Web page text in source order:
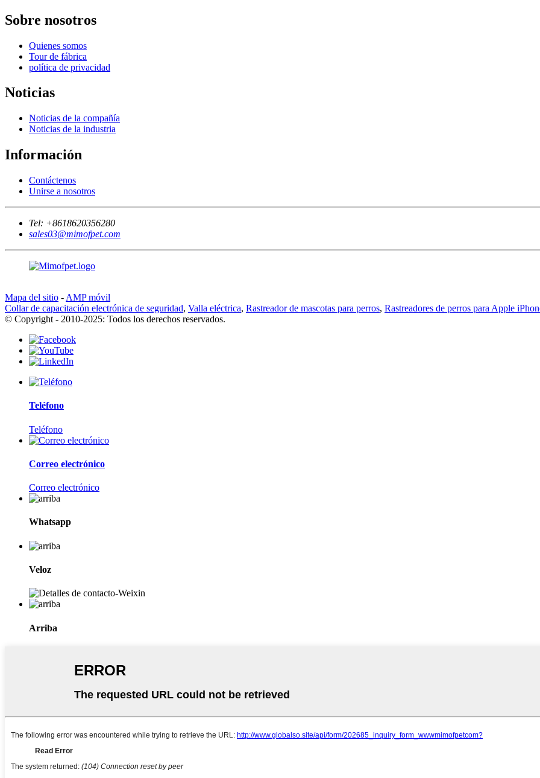
Sobre nosotros
Quienes somos
Tour de fábrica
política de privacidad
Noticias
Noticias de la compañía
Noticias de la industria
Información
Contáctenos
Unirse a nosotros
Tel: +8618620356280
sales03@mimofpet.com
Mapa del sitio - AMP móvil
Collar de capacitación electrónica de seguridad, Valla eléctrica, Rastreador de mascotas para perros, Rastreadores de perros para Apple
© Copyright - 2010-2025: Todos los derechos reservados.
Teléfono
Teléfono
Correo electrónico
Correo electrónico
Whatsapp
Veloz
Arriba